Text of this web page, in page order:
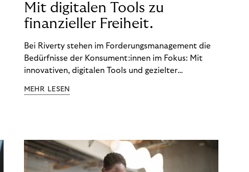
Mit digitalen Tools zu
finanzieller Freiheit.
Bei Riverty stehen im Forderungsmanagement die
Bedürfnisse der Konsument:innen im Fokus: Mit
innovativen, digitalen Tools und gezielter
ein Leben in finanzieller Freiheit zu führen. So
MEHR LESEN